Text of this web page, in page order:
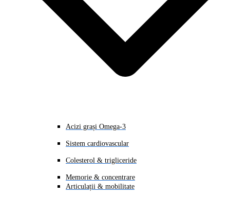
Acizi grași Omega-3
Sistem cardiovascular
Colesterol & trigliceride
Memorie & concentrare
Articulații & mobilitate